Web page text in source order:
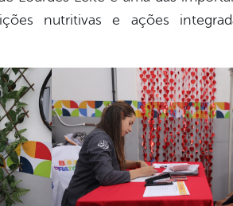
nutritivas e ações